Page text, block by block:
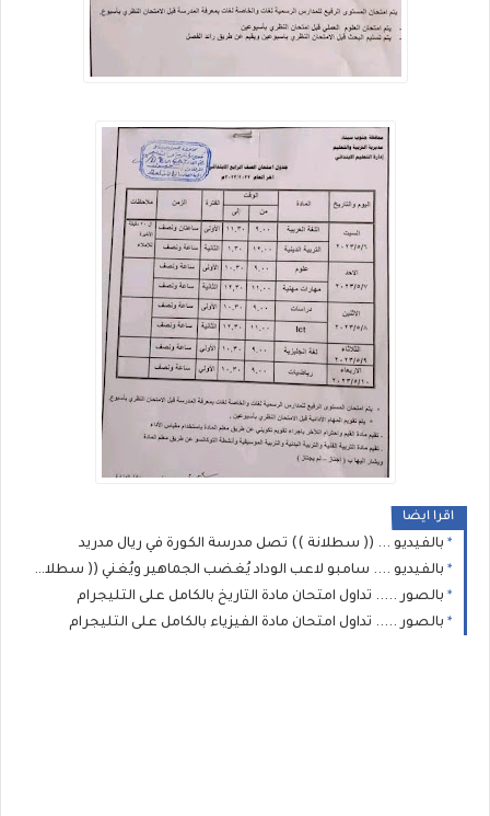
اقرا ايضا
بالفيديو ... (( سطلانة )) تصل مدرسة الكورة في ريال مدريد
بالفيديو .... سامبو لاعب الوداد يُغضب الجماهير ويُغني (( سطلانة ))
بالصور ..... تداول امتحان مادة التاريخ بالكامل على التليجرام
بالصور ..... تداول امتحان مادة الفيزياء بالكامل على التليجرام